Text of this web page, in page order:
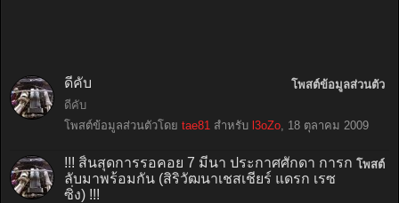
โพสต์ข้อมูลส่วนตัว
ดีคับ
ดีคับ
โพสต์ข้อมูลส่วนตัวโดย tae81 สำหรับ l3oZo, 18 ตุลาคม 2009
โพสต์
!!! สิ้นสุดการรอคอย 7 มีนา ประกาศศักดา การก
ลับมาพร้อมกัน (สิริวัฒนาเชสเชียร์ แดรก เรซ
ซิ่ง) !!!